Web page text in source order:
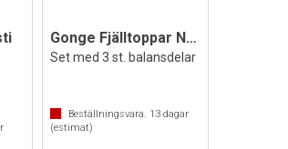
Gonge Fjälltoppar Nordic
Set med 3 st. balansdelar
Beställningsvara. 13dagar
(estimat)